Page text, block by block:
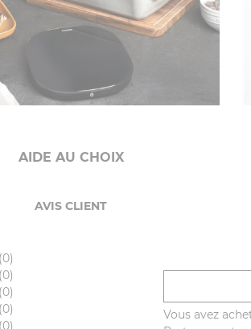
AIDE AU CHOIX
AVIS CLIENT
(0)
(0)
(0)
(0)
(0)
Vous avez